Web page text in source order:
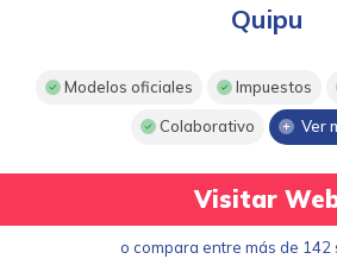
Quipu
Modelos oficiales Impuestos
Colaborativo Ver
Visitar
o compara entre más de 142